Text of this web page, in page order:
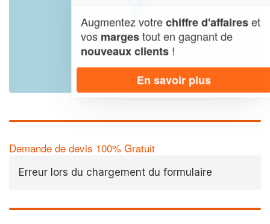
OpenStreetMap contributors,
Demande de devis 100% Gratuit
Erreur lors du chargement du formulaire
Augmentez votrechiffre d'affaireset
vosmargestout en gagnant de
nouveaux clients!
En savoir plus